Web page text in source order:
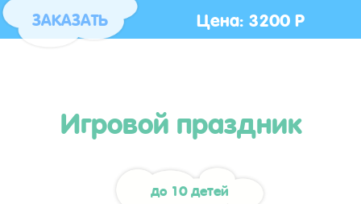
ЗАКАЗАТЬ Цена: 3200 Р
Игровой праздник
до 10 детей